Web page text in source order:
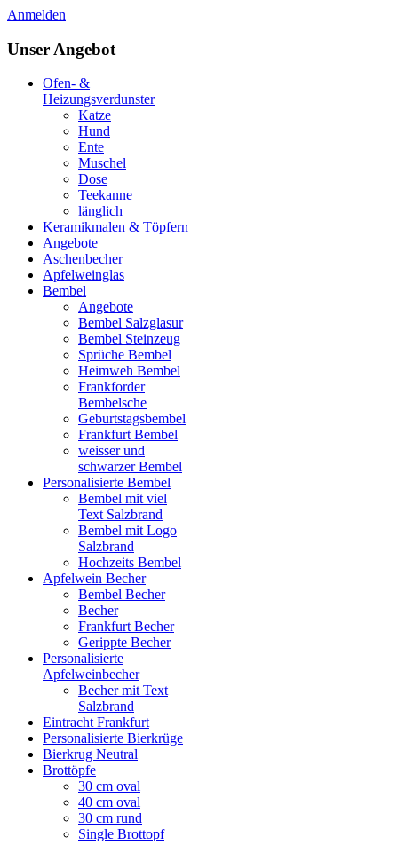
Anmelden
Unser Angebot
Ofen- &
Heizungsverdunster
Katze
Hund
Ente
Muschel
Dose
Teekanne
länglich
Keramikmalen & Töpfern
Angebote
Aschenbecher
Apfelweinglas
Bembel
Angebote
Bembel Salzglasur
Bembel Steinzeug
Sprüche Bembel
Heimweh Bembel
Frankforder
Bembelsche
Geburtstagsbembel
Frankfurt Bembel
weisser und
schwarzer Bembel
Personalisierte Bembel
Bembel mit viel
Text Salzbrand
Bembel mit Logo
Salzbrand
Hochzeits Bembel
Apfelwein Becher
Bembel Becher
Becher
Frankfurt Becher
Gerippte Becher
Personalisierte
Apfelweinbecher
Becher mit Text
Salzbrand
Eintracht Frankfurt
Personalisierte Bierkrüge
Bierkrug Neutral
Brottöpfe
30 cm oval
40 cm oval
30 cm rund
Single Brottopf